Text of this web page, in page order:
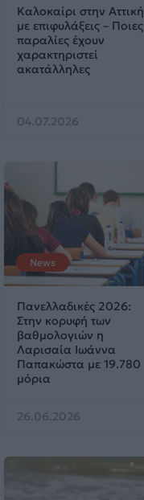
Καλοκαίρι στην Αττική
με επιφυλάξεις – Ποιες
παραλίες έχουν
χαρακτηριστεί
ακατάλληλες
04.07.2026
News
Πανελλαδικές 2026:
Στην κορυφή των
βαθμολογιών η
Λαρισαία Ιωάννα
Παπακώστα με 19.780
μόρια
26.06.2026